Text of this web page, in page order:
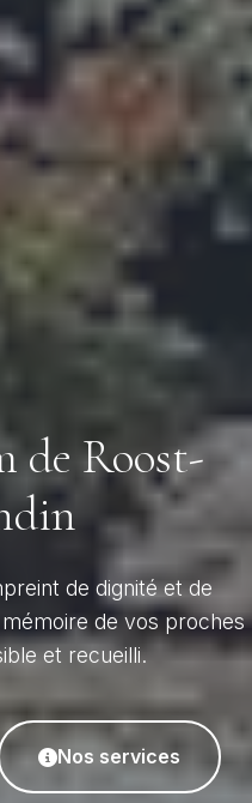
de Roost-
de dignité et de
de vos proches
et recueilli.
Nos services